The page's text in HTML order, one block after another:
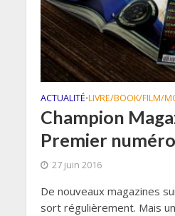
ACTUALITÉ•LIVRE/BOOK/FILM/
Champion
Premier
27 juin 2016
De nouveaux magazines
sort régulièrement. Mais